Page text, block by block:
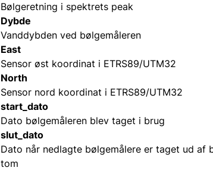
Bølgeretning i spektrets peak
Dybde
Vanddybden ved bølgemåleren
East
Sensor øst koordinat i ETRS89/UTM32
North
Sensor nord koordinat i ETRS89/UTM32
start_dato
Dato bølgemåleren blev taget i brug
slut_dato
Dato når nedlagte bølgemålere er taget ud af
tom